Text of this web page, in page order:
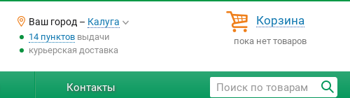
Ваш город – Калуга
14 пунктоввыдачи
курьерская доставка
Корзина
пока нет товаров
Контакты